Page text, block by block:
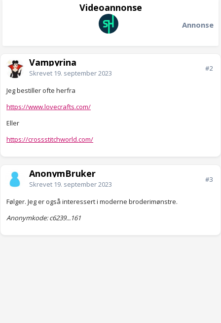
Videoannonse
Annonse
Vampyrina
Skrevet 19. september 2023
#2
Jeg bestiller ofte herfra
https://www.lovecrafts.com/
Eller
https://crossstitchworld.com/
AnonymBruker
Skrevet 19. september 2023
#3
Følger. Jeg er også interessert i moderne broderimønstre.
Anonymkode: c6239...161